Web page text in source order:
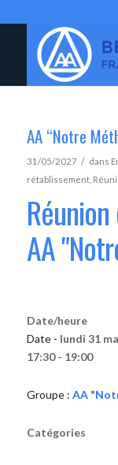
AA “Notre
31/05/2027 / dans
rétablissement,
AA
Date/heure
Date - lundi 31
17:30 - 19:00
Groupe : AA
Catégories